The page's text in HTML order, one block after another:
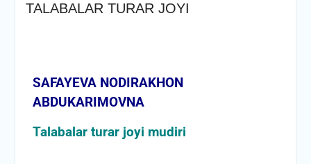
TALABALAR TURAR JOYI
SAFAYEVA NODIRAKHON
ABDUKARIMOVNA
Talabalar turar joyi mudiri